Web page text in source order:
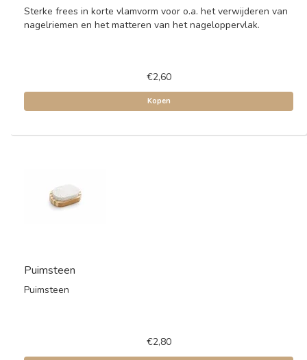
Sterke frees in korte vlamvorm voor o.a. het verwijderen van
nagelriemen en het matteren van het nageloppervlak.
€2,60
Kopen
Puimsteen
Puimsteen
€2,80